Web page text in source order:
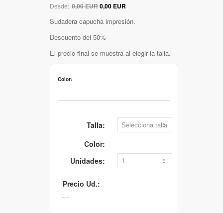
Desde: 0,00 EUR0,00 EUR
Sudadera capucha impresión.
Descuento del 50%
El precio final se muestra al elegir la talla.
Color:
Talla:
Color:
Unidades:
Precio Ud.: